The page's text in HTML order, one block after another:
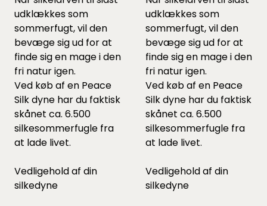
udklækkes som
sommerfugt, vil den
bevæge sig ud for at
finde sig en mage i den
fri natur igen.
Ved køb af en Peace
Silk dyne har du faktisk
skånet ca. 6.500
silkesommerfugle fra
at lade livet.
Vedligehold af din
silkedyne
udklækkes som
sommerfugt, vil den
bevæge sig ud for at
finde sig en mage i den
fri natur igen.
Ved køb af en Peace
Silk dyne har du faktisk
skånet ca. 6.500
silkesommerfugle fra
at lade livet.
Vedligehold af din
silkedyne